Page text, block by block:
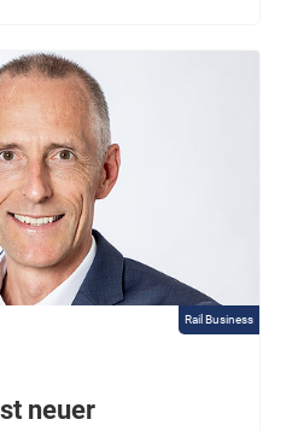
Rail Business
neuer